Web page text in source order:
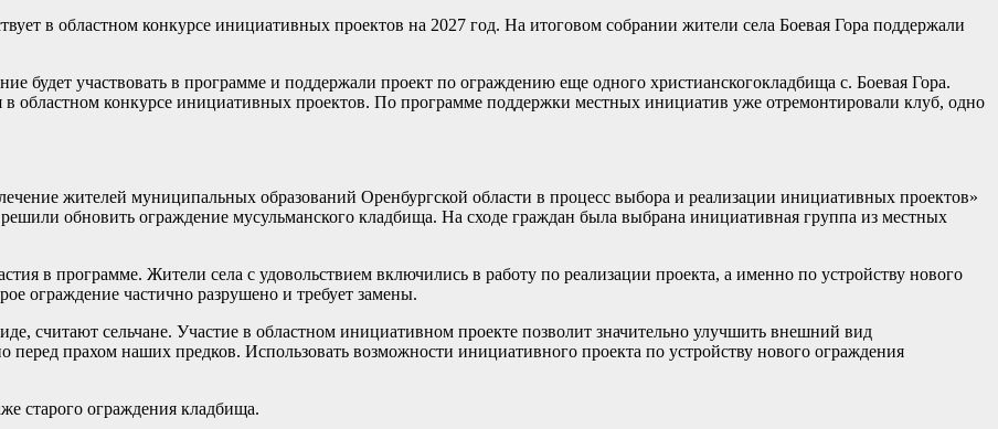
в областном конкурсе инициативных проектов на 2027 год. На итоговом собрании жители села Боевая Гора поддержали
будет участвовать в программе и поддержали проект по ограждению еще одного христианскогокладбища с. Боевая Гора.
в областном конкурсе инициативных проектов. По программе поддержки местных инициатив уже отремонтировали клуб, одно
жителей муниципальных образований Оренбургской области в процесс выбора и реализации инициативных проектов»
обновить ограждение мусульманского кладбища. На сходе граждан была выбрана инициативная группа из местных
в программе. Жители села с удовольствием включились в работу по реализации проекта, а именно по устройству нового
ограждение частично разрушено и требует замены.
считают сельчане. Участие в областном инициативном проекте позволит значительно улучшить внешний вид
прахом наших предков. Использовать возможности инициативного проекта по устройству нового ограждения
старого ограждения кладбища.